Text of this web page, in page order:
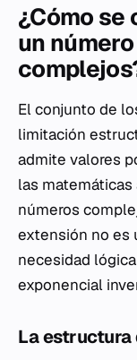
¿Cómo se
un
El conjunto de
limitación
admite valores
las
números
extensión no es
necesidad
exponencial
La estructura